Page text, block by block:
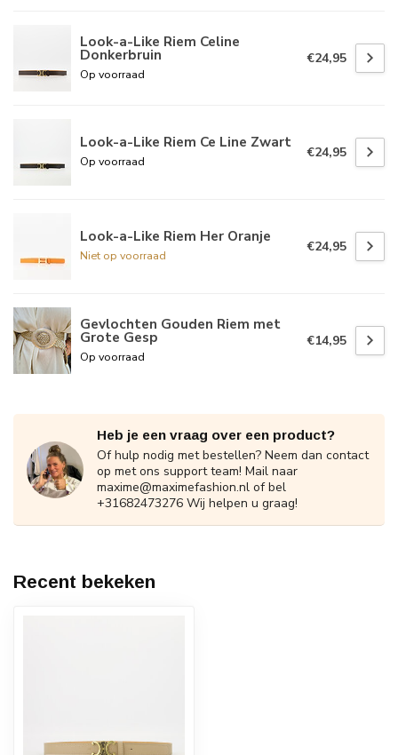
Look-a-Like Riem Celine
Donkerbruin
Op voorraad
€24,95
Look-a-Like Riem Ce Line Zwart
Op voorraad
€24,95
Look-a-Like Riem Her Oranje
Niet op voorraad
€24,95
Gevlochten Gouden Riem met
Grote Gesp
Op voorraad
€14,95
Heb je een vraag over een product?
Of hulp nodig met bestellen? Neem dan contact
op met ons support team! Mail naar
maxime@maximefashion.nl of bel
+31682473276 Wij helpen u graag!
Recent bekeken